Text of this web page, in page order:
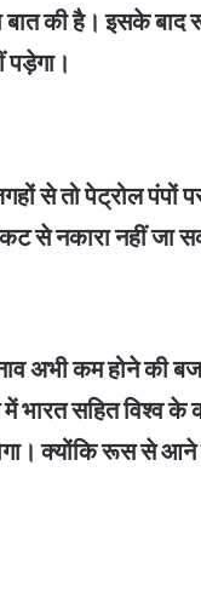
बात की है। इसके
पड़ेगा।
तो पेट्रोल पंपों
से नकारा नहीं जा
अभी कम होने की
भारत सहित विश्व
क्योंकि रूस से